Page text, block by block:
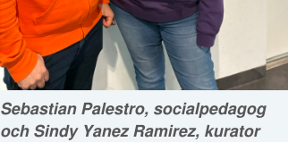
Sebastian Palestro, socialpedagog
och Sindy Yanez Ramirez, kurator